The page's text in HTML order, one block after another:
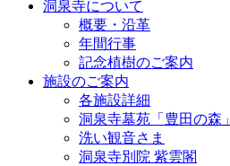
洞泉寺について
概要・沿革
年間行事
記念植樹のご案内
施設のご案内
各施設詳細
洞泉寺墓苑「豊田の森」
洗い観音さま
洞泉寺別院 紫雲閣